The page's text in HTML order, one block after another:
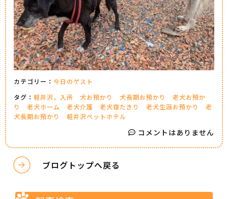
カテゴリー： 今日のゲスト
タグ： 軽井沢，入所 犬お預かり 犬長期お預かり
老犬お預か
り
老犬ホーム 老犬介護 老犬寝たきり 老犬生涯お預かり
老
犬長期お預かり
軽井沢ペットホテル
コメントはありません
ブログトップへ戻る